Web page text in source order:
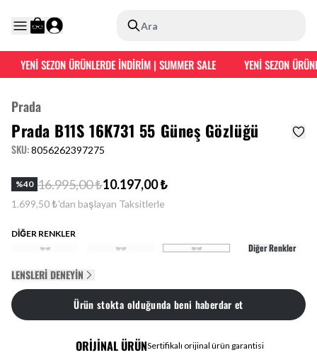
Ara
YENİ SEZON ÜRÜNLERDE İNDİRİM | SUMMER SALE YENİ SEZON
Prada
Prada B11S 16K731 55 Güneş Gözlüğü
SKU:8056262397275
%40 16.995,00 ₺10.197,00 ₺
1.699,50 ₺'dan başlayan Taksitlerle
DİĞER RENKLER
Diğer Renkler
LENSLERI DENEYIN
Ürün stokta olduğunda beni haberdar et
ORİJİNAL ÜRÜNSertifikalı orijinal ürün garantisi